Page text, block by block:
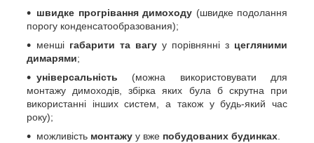
швидке прогрівання димоходу (швидке подолання
порогу конденсатообразования);
менші габарити та вагу у порівнянні з цегляними
димарями;
універсальність (можна використовувати для
монтажу димоходів, збірка яких була б скрутна при
використанні інших систем, а також у будь-який час
року);
можливість монтажу у вже побудованих будинках